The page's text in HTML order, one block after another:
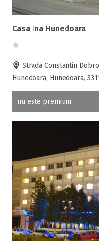
Casa Ina Hunedoara
Strada Constantin
Hunedoara, Hunedoara,
nu este premium